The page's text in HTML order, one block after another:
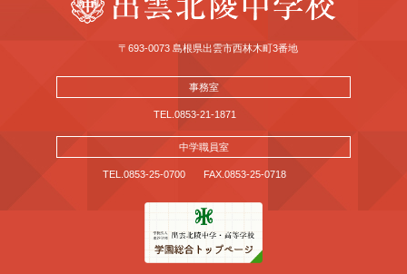
〒693-0073 島根県出雲市西林木町3番地
事務室
TEL.0853-21-1871
中学職員室
TEL.0853-25-0700 FAX.0853-25-0718